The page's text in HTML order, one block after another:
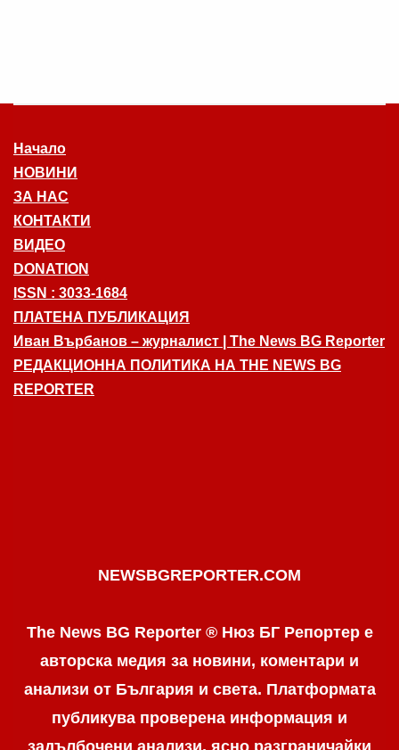
Начало
НОВИНИ
ЗА НАС
КОНТАКТИ
ВИДЕО
DONATION
ISSN : 3033-1684
ПЛАТЕНА ПУБЛИКАЦИЯ
Иван Върбанов – журналист | The News BG Reporter
РЕДАКЦИОННА ПОЛИТИКА НА THE NEWS BG
REPORTER
NEWSBGREPORTER.COM
The News BG Reporter ® Нюз БГ Репортер е
авторска медия за новини, коментари и
анализи от България и света. Платформата
публикува проверена информация и
задълбочени анализи, ясно разграничaйки